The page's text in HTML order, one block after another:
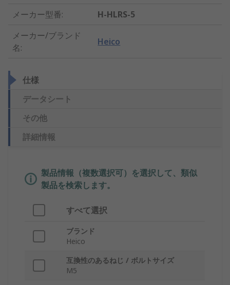
メーカー型番:
H-HLRS-5
メーカー/ブランド
名:
Heico
仕様
データシート
その他
詳細情報
製品情報（複数選択可）を選択して、類似
製品を検索します。
すべて選択
ブランド
Heico
互換性のあるねじ / ボルトサイズ
M5